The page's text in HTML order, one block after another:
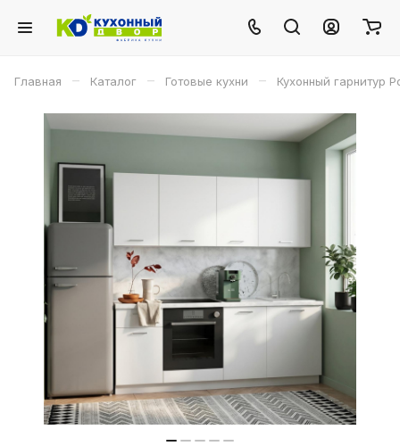
Главная – Каталог – Готовые кухни – Кухонный гарнитур